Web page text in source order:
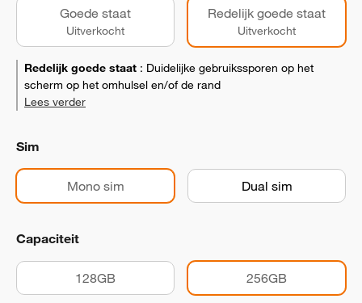
Goede staat
Uitverkocht
Redelijk goede staat
Uitverkocht
Redelijk goede staat : Duidelijke gebruikssporen op het
scherm op het omhulsel en/of de rand
Lees verder
Sim
Mono sim Dual sim
Capaciteit
128GB 256GB